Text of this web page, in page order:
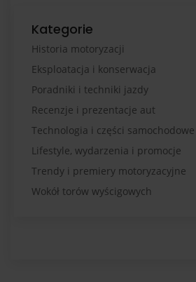
Kategorie
Historia motoryzacji
Eksploatacja i konserwacja
Poradniki i techniki jazdy
Recenzje i prezentacje aut
Technologia i części samochodowe
Lifestyle, wydarzenia i promocje
Trendy i premiery motoryzacyjne
Wokół torów wyścigowych